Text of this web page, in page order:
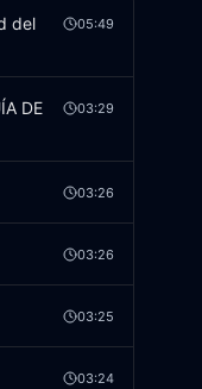
del
05:49
DE
03:29
03:26
03:26
03:25
03:24